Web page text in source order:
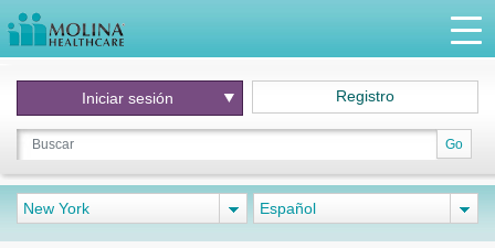
Go
Iniciar sesión Registro
New York Español